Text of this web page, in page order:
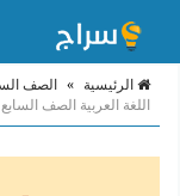
الرئيسية » الصف
اللغة العربية الصف السابع